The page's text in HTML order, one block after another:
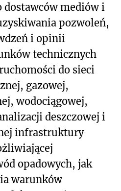
dostawców mediów i
pozwoleń,
i opinii
technicznych
do sieci
gazowej,
wodociągowej,
deszczowej i
infrastruktury
opadowych, jak
warunków